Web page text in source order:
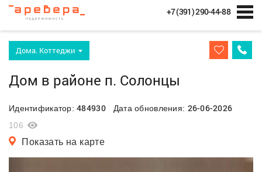
+7 (391) 290-44-88
Дома. Коттеджи
Дом в районе п. Солонцы
Идентификатор:484930Дата обновления: 26-06-2026
106
Показать на карте